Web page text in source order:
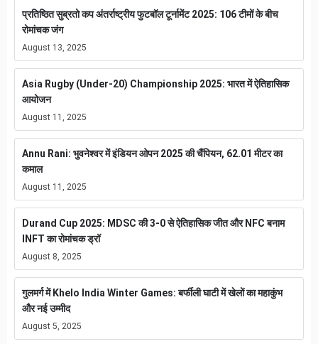
प्रतिष्ठित सुब्रतो कप अंतर्राष्ट्रीय फुटबॉल टूर्नामेंट 2025: 106 टीमों के बीच
रोमांचक जंग
August 13, 2025
Asia Rugby (Under-20) Championship 2025: भारत में ऐतिहासिक
आयोजन
August 11, 2025
Annu Rani: भुवनेश्वर में इंडियन ओपन 2025 की चैंपियन, 62.01 मीटर का
कमाल
August 11, 2025
Durand Cup 2025: MDSC की 3-0 से ऐतिहासिक जीत और NFC बनाम
INFT का रोमांचक ड्रॉ
August 8, 2025
गुलमर्ग में Khelo India Winter Games: बर्फीली घाटी में खेलों का महाकुंभ
और नई उम्मीद
August 5, 2025